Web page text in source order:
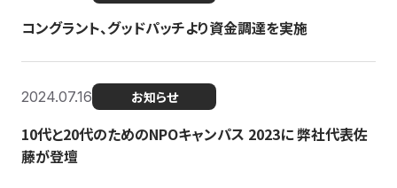
コングラント、グッドパッチより資金調達を実施
2024.07.16 お知らせ
10代と20代のためのNPOキャンパス 2023に 弊社代表佐
藤が登壇